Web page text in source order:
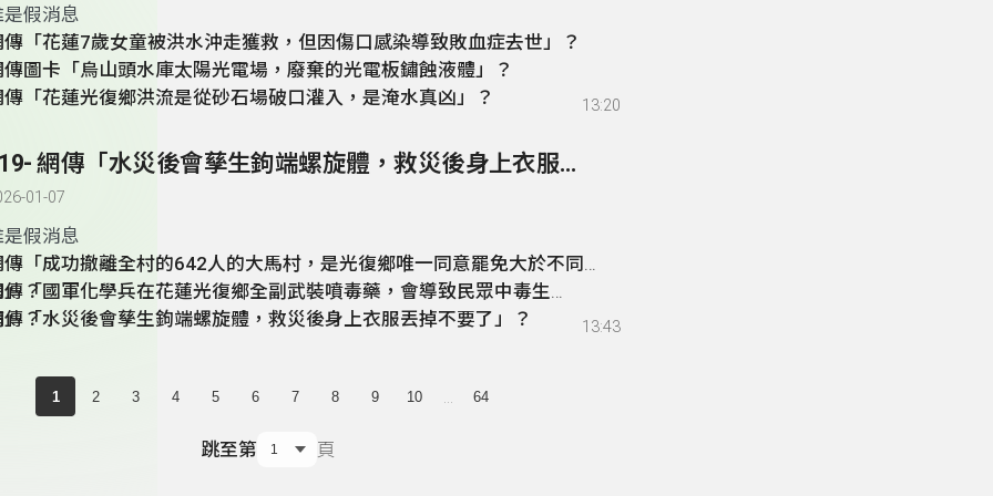
是假消息
傳「花蓮7歲女童被洪水沖走獲救，但因傷口感染導致敗血症去世」？
傳圖卡「烏山頭水庫太陽光電場，廢棄的光電板鏽蝕液體」？
傳「花蓮光復鄉洪流是從砂石場破口灌入，是淹水真凶」？
13:20
319- 網傳「水災後會孳生鉤端螺旋體，救災後身上衣服丟掉不要了」？
01-07
是假消息
傳「成功撤離全村的642人的大馬村，是光復鄉唯一同意罷免大於不同意
」？
傳「國軍化學兵在花蓮光復鄉全副武裝噴毒藥，會導致民眾中毒生
」？
傳「水災後會孳生鉤端螺旋體，救災後身上衣服丟掉不要了」？ 13:43
1 2 3 4 5 6 7 8 9 10 64
跳至第 頁